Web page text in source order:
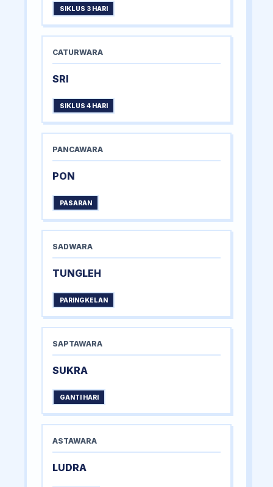
SIKLUS 3 HARI
CATURWARA
SRI
SIKLUS 4 HARI
PANCAWARA
PON
PASARAN
SADWARA
TUNGLEH
PARINGKELAN
SAPTAWARA
SUKRA
GANTI HARI
ASTAWARA
LUDRA